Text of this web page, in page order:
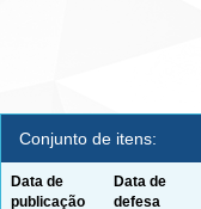
Conjunto de itens:
Data de
publicação
Data de
defesa